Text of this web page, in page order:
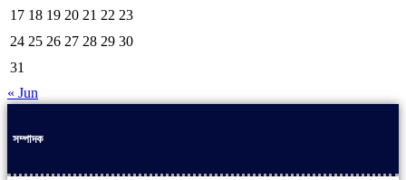
17 18 19 20 21 22 23
24 25 26 27 28 29 30
31
« Jun
সম্পাদক